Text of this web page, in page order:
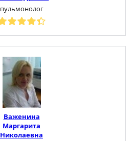
пульмонолог
Важенина
Маргарита
Николаевна